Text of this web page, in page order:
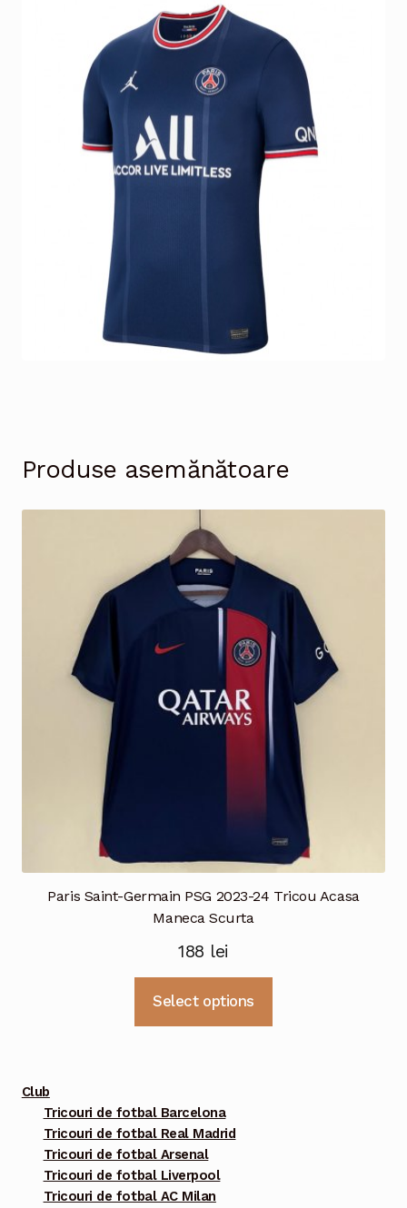
Produse asemănătoare
Paris Saint-Germain PSG 2023-24 Tricou Acasa
Maneca Scurta
188 lei
Select options
Club
Tricouri de fotbal Barcelona
Tricouri de fotbal Real Madrid
Tricouri de fotbal Arsenal
Tricouri de fotbal Liverpool
Tricouri de fotbal AC Milan